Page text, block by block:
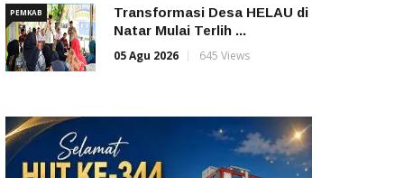
PEMKAB
Transformasi Desa HELAU di
Natar Mulai Terlih ...
05 Agu 2026
645 Views